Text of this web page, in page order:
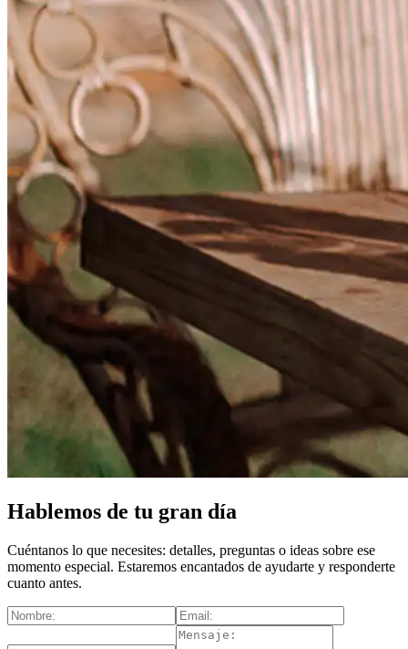
Hablemos de tu gran día
Cuéntanos lo que necesites: detalles, preguntas o ideas sobre ese
momento especial. Estaremos encantados de ayudarte y responderte
cuanto antes.